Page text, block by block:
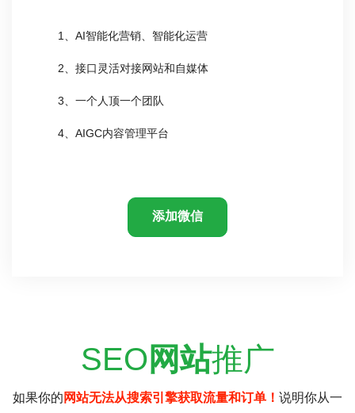
1、AI智能化营销、智能化运营
2、接口灵活对接网站和自媒体
3、一个人顶一个团队
4、AIGC内容管理平台
添加微信
SEO 网站推广
如果你的 网站无法从搜索引擎获取流量和订单！ 说明你从一